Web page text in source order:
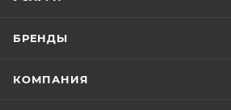
БРЕНДЫ
КОМПАНИЯ